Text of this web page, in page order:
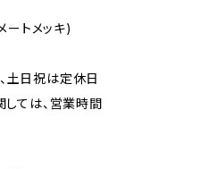
ートメッキ)
土日祝は定休日
しては、営業時間